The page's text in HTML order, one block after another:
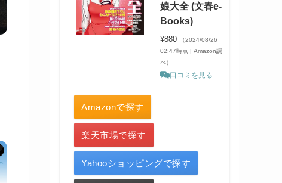
娘大全 (文春e-
Books)
¥880
（2024/08/26
02:47時点 | Amazon調
べ）
口コミを見る
Amazonで探す
楽天市場で探す
Yahooショッピングで探す